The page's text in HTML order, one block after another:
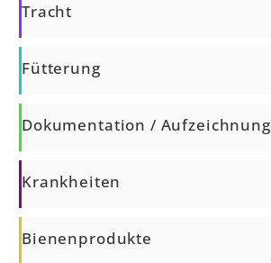
Tracht
Fütterung
Dokumentation / Aufzeichnung
Krankheiten
Bienenprodukte